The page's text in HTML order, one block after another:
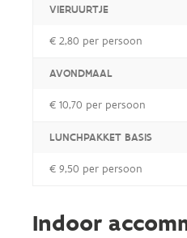
VIERUURTJE
€ 2,80 per persoon
AVONDMAAL
€ 10,70 per persoon
LUNCHPAKKET BASIS
€ 9,50 per persoon
Indoor